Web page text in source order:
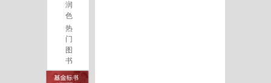
润
色
热
门
图
书